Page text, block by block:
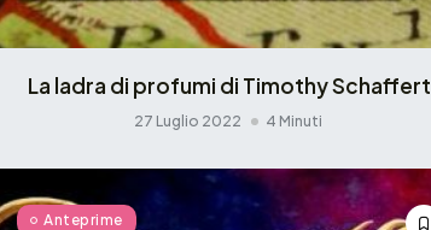
La ladra di profumi di Timothy Schaffert
27 Luglio 2022 4 Minuti
Anteprime